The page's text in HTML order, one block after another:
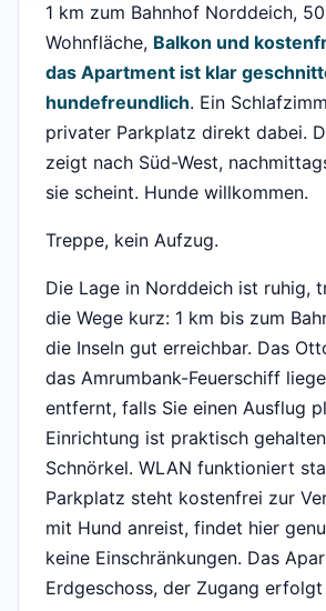
1 km zum Bahnhof Norddeich, 50
Wohnfläche, Balkon und
das Apartment ist klar
hundefreundlich. Ein
privater Parkplatz direkt dabei.
zeigt nach Süd-West,
sie scheint. Hunde willkommen.
Treppe, kein Aufzug.
Die Lage in Norddeich ist ruhig,
die Wege kurz: 1 km bis zum
die Inseln gut erreichbar. Das
das Amrumbank-Feuerschiff
entfernt, falls Sie einen Ausflug
Einrichtung ist praktisch
Schnörkel. WLAN funktioniert
Parkplatz steht kostenfrei zur
mit Hund anreist, findet hier
keine Einschränkungen. Das
Erdgeschoss, der Zugang